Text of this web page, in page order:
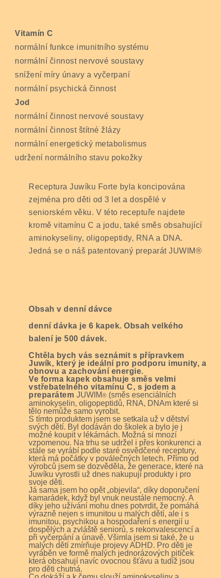
Vitamín C
normální funkce imunitního systému
normální činnost nervové soustavy
snížení míry únavy a vyčerpaní
normální psychická činnost
Jod
normální činnost nervové soustavy
normální činnost štítné žlázy
normální energetický metabolismus
udržení normálního stavu pokožky
Receptura Juwíku Forte byla koncipována
zejména pro děti od 3 let a dospělé v
seniorském věku. V této receptuře najdete
kromě vitamínu C a jodu, také směs obsahující
aminokyseliny, oligopeptidy, RNA a DNA.
Jedná se o náš patentovaný preparát JUWIM®
Obsah v denní dávce
denní dávka je 6 kapek. Obsah velkého
balení je 500 dávek.
Chtěla bych vás seznámit s přípravkem
Juwík, který je ideální pro podporu imunity, a
obnovu a zachování energie.
Ve forma kapek obsahuje směs velmi
vstřebatelného vitamínu C, s jodem a
preparátem JUWIM® (směs esenciálních
aminokyselin, oligopeptidů, RNA, DNAm které si
tělo nemůže samo vyrobit.
S tímto produktem jsem se setkala už v dětství
svých dětí. Byl dodáván do školek a bylo je j
možné koupit v lékárnách. Možná si mnozí
vzpomenou. Na trhu se udržel i přes konkurenci a
stále se vyrábí podle staré osvědčené receptury,
která má počátky v poválečných letech. Přímo od
výrobců jsem se dozvěděla, že generace, které na
Juwíku vyrostli už dnes nakupují produkty i pro
svoje děti.
Já sama jsem ho opět „objevila“, díky doporučení
kamarádek, když byl vnuk neustále nemocný. A
díky jeho užívání mohu dnes potvrdit, že pomáhá
výrazně nejen s imunitou u malých dětí, ale i s
imunitou, psychikou a hospodaření s energií u
dospělých a zvláště seniorů, s rekonvalescencí a
při vyčerpání a únavě. Všimla jsem si také, že u
malých dětí zmírňuje projevy ADHD. Pro děti je
vyráběn ve formě malých jednorázových pitíček
která obsahují navíc ovocnou šťávu a tudíž jsou
pro děti chutná.